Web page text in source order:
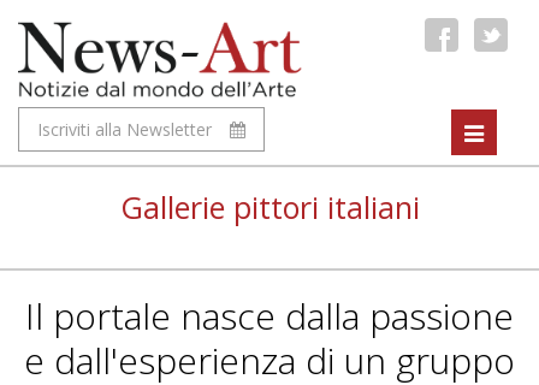
Iscriviti alla Newsletter
Toggle
Gallerie pittori italiani
Il portale nasce dalla passione
e dall'esperienza di un gruppo